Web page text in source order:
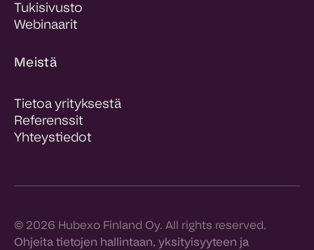
Tukisivusto
Webinaarit
Meistä
Tietoa yrityksestä
Referenssit
Yhteystiedot
© 2026 Hubexo Finland Oy. All rights reserved.
Ohjeita tietojen hallintaan, yksityisyyteen ja